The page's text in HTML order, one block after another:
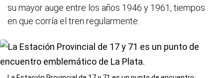
su mayor auge entre los años 1946 y 1961, tiempos
en que corría el tren regularmente.